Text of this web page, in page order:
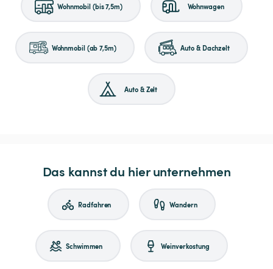
Wohnmobil (bis 7,5m) Wohnwagen
Wohnmobil (ab 7,5m) Auto & Dachzelt
Auto & Zelt
Das kannst du hier unternehmen
Radfahren Wandern
Schwimmen Weinverkostung